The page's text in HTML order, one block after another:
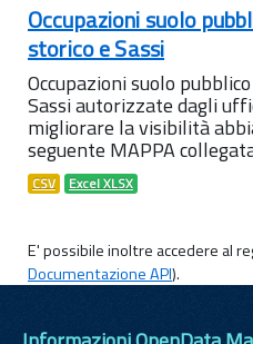
Occupazioni suolo
storico e Sassi
Occupazioni suolo
Sassi autorizzate dagli
migliorare la visibilità
seguente MAPPA
CSV Excel XLSX
E' possibile inoltre accedere al
Documentazione API).